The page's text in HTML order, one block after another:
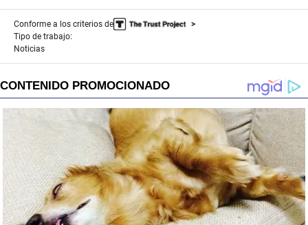
Conforme a los criterios de
Tipo de trabajo:
Noticias